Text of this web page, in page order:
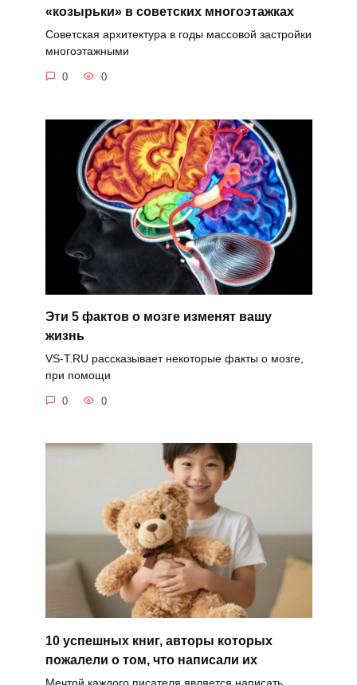
«козырьки» в советских многоэтажках
Советская архитектура в годы массовой застройки
многоэтажными
0 0
Эти 5 фактов о мозге изменят вашу
жизнь
VS-T.RU рассказывает некоторые факты о мозге,
при помощи
0 0
10 успешных книг, авторы которых
пожалели о том, что написали их